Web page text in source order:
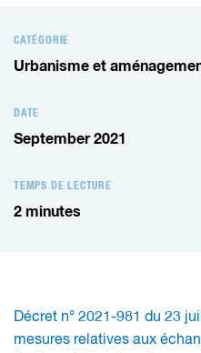
CATÉGORIE
Urbanisme et
DATE
September 2021
TEMPS DE LECTURE
2 minutes
Décret n° 2021-981 du 23
mesures relatives aux